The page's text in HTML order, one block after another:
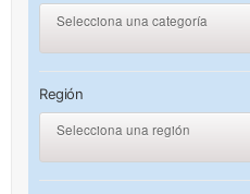
Selecciona una categoría
Región
Selecciona una región